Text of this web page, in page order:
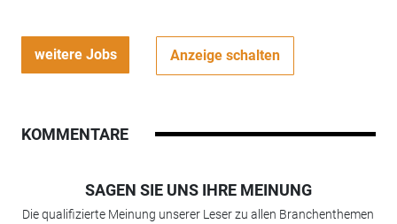
weitere Jobs Anzeige schalten
KOMMENTARE
SAGEN SIE UNS IHRE MEINUNG
Die qualifizierte Meinung unserer Leser zu allen Branchenthemen